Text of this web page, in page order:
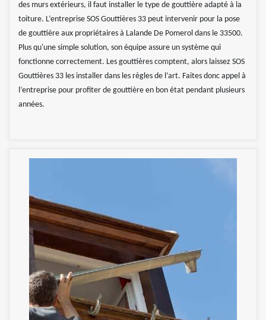
des murs extérieurs, il faut installer le type de gouttière adapté à la
toiture. L’entreprise SOS Gouttières 33 peut intervenir pour la pose
de gouttière aux propriétaires à Lalande De Pomerol dans le 33500.
Plus qu'une simple solution, son équipe assure un système qui
fonctionne correctement. Les gouttières comptent, alors laissez SOS
Gouttières 33 les installer dans les règles de l’art. Faites donc appel à
l’entreprise pour profiter de gouttière en bon état pendant plusieurs
années.